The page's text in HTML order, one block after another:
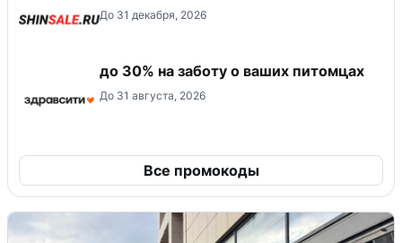
До 31 декабря, 2026
до 30% на заботу о ваших питомцах
До 31 августа, 2026
Все промокоды